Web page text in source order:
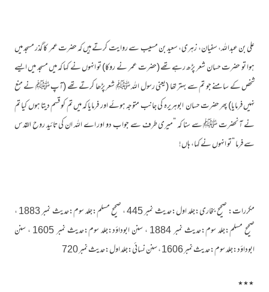
علی بن عبداللہ، سفیان، زہری، سعید بن مسیب سے روایت کرتے ہیں کہ حضرت عمر کا گذر مسجد میں
ہوا تو حضرت حسان شعر پڑھ رہے تھے (حضرت عمر نے روکا) تو انہوں نے کہا کہ میں مسجد میں ایسے
شخص کے سامنے جو تم سے بہتر تھا (یعنی رسول اللہ ﷺ شعر پڑھا کرتے تھے (آپ ﷺ نے منع
نہیں فرمایا) پھر حضرت حسان ابوہریرہ کی جانب متوجہ ہوئے اور فرمایا کہ میں تم کو قسم دیتا ہوں کیا تم
نے آنحضرت ﷺ سے سنا کہ ”میری طرف سے جواب دو اور اے اللہ ان کی تائید روح القدس
سے فرما “تو انہوں نے کہا، ہاں!
مکررات: صحیح بخاری:جلد اول:حدیث نمبر 445 ، صحیح مسلم:جلد سوم:حدیث نمبر 1883 ،
صحیح مسلم:جلد سوم:حدیث نمبر 1884 ، سنن ابوداؤد:جلد سوم:حدیث نمبر 1605 ، سنن
ابوداؤد:جلد سوم:حدیث نمبر 1606 ، سنن نسائی:جلد اول:حدیث نمبر 720
٭٭٭